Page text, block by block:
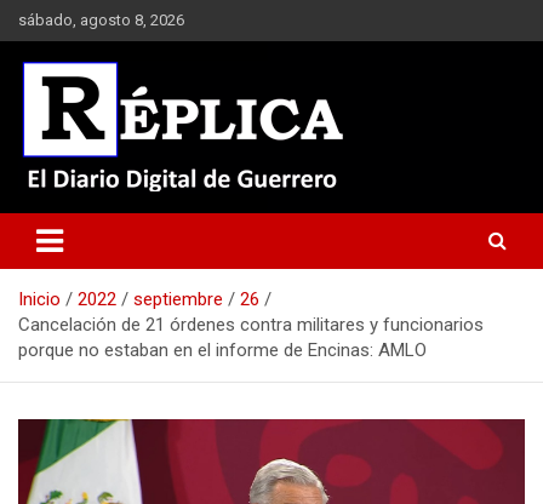
Saltar
al
contenido
sábado, agosto 8, 2026
Réplica
Inicio 2022 septiembre
26
Cancelación de 21 órdenes contra militares y funcionarios
porque no estaban en el informe de Encinas: AMLO